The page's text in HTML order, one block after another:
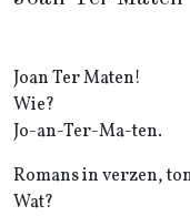
Joan Ter Maten!
Wie?
Jo-an-Ter-Ma-ten.
Romans in verzen,
Wat?